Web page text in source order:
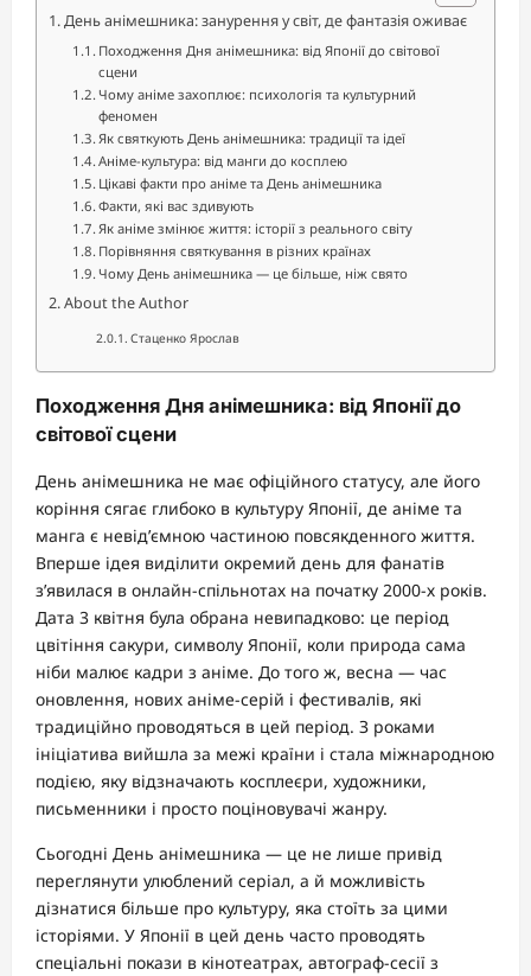
День анімешника: занурення у світ, де фантазія оживає
Походження Дня анімешника: від Японії до світової
сцени
Чому аніме захоплює: психологія та культурний
феномен
Як святкують День анімешника: традиції та ідеї
Аніме-культура: від манги до косплею
Цікаві факти про аніме та День анімешника
Факти, які вас здивують
Як аніме змінює життя: історії з реального світу
Порівняння святкування в різних країнах
Чому День анімешника — це більше, ніж свято
About the Author
Стаценко Ярослав
Походження Дня анімешника: від Японії до
світової сцени
День анімешника не має офіційного статусу, але його
коріння сягає глибоко в культуру Японії, де аніме та
манга є невід’ємною частиною повсякденного життя.
Вперше ідея виділити окремий день для фанатів
з’явилася в онлайн-спільнотах на початку 2000-х років.
Дата 3 квітня була обрана невипадково: це період
цвітіння сакури, символу Японії, коли природа сама
ніби малює кадри з аніме. До того ж, весна — час
оновлення, нових аніме-серій і фестивалів, які
традиційно проводяться в цей період. З роками
ініціатива вийшла за межі країни і стала міжнародною
подією, яку відзначають косплеєри, художники,
письменники і просто поціновувачі жанру.
Сьогодні День анімешника — це не лише привід
переглянути улюблений серіал, а й можливість
дізнатися більше про культуру, яка стоїть за цими
історіями. У Японії в цей день часто проводять
спеціальні покази в кінотеатрах, автограф-сесії з